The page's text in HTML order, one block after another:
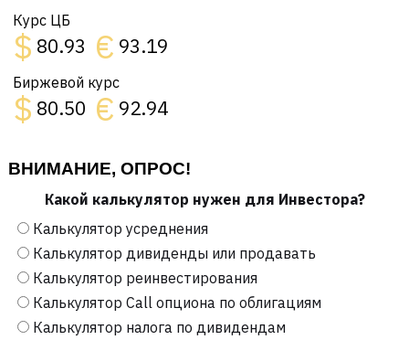
Курс ЦБ
$ 80.93 € 93.19
Биржевой курс
$ 80.50 € 92.94
ВНИМАНИЕ, ОПРОС!
Какой калькулятор нужен для Инвестора?
Калькулятор усреднения
Калькулятор дивиденды или продавать
Калькулятор реинвестирования
Калькулятор Call опциона по облигациям
Калькулятор налога по дивидендам